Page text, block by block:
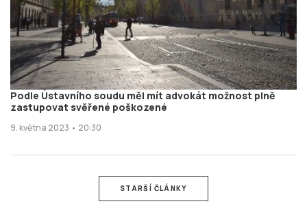
Podle Ústavního soudu měl mít advokát možnost plně
zastupovat svěřené poškozené
9. května 2023 • 20:30
STARŠÍ ČLÁNKY